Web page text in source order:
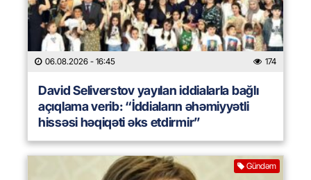
06.08.2026 - 16:45 174
David Seliverstov yayılan iddialarla bağlı
açıqlama verib: “İddiaların əhəmiyyətli
hissəsi həqiqəti əks etdirmir”
Gündəm